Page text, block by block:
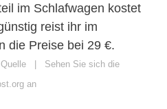
im Schlafwagen kostet
reist ihr im
die Preise bei 29 €.
| Sehen Sie sich die
an